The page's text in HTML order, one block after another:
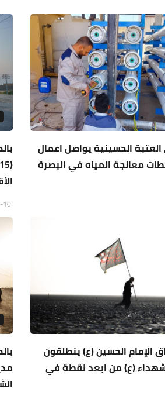
الحسينية يواصل اعمال
معالجة المياه في البصرة
الإمام الحسين (ع) ينطلقون
(ع) من ابعد نقطة في